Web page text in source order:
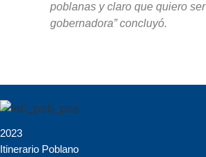
poblanas y claro que quiero ser
gobernadora” concluyó.
2023
Itinerario Poblano